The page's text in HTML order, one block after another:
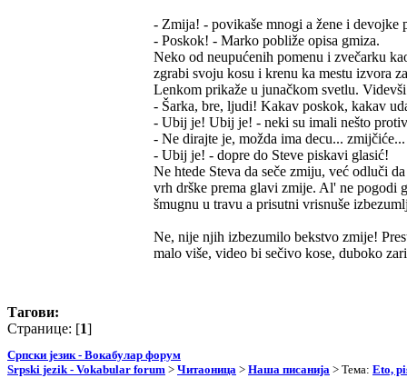
- Zmija! - povikaše mnogi a žene i devojke
- Poskok! - Marko pobliže opisa gmiza.
Neko od neupućenih pomenu i zvečarku
zgrabi svoju kosu i krenu ka mestu izvora
Lenkom prikaže u junačkom svetlu.
- Šarka, bre, ljudi! Kakav poskok, kakav
- Ubij je! Ubij je! - neki su imali nešto
- Ne dirajte je, možda ima decu...
- Ubij je! - dopre do Steve piskavi glasić!
Ne htede Steva da seče zmiju, već odluči
vrh drške prema glavi zmije. Al' ne pogodi
šmugnu u travu a prisutni vrisnuše
Ne, nije njih izbezumilo bekstvo zmije!
malo više, video bi sečivo kose, duboko
Тагови:
Странице: [1]
Српски језик - Вокабулар форум
Srpski jezik - Vokabular forum > Читаоница > Наша писанија > Тема: Eto,